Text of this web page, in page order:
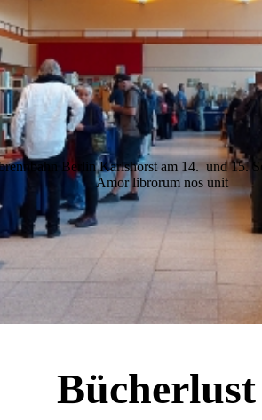
Berlin Karlshorst am 14. und 15.
Amor librorum nos unit
Bücherlust